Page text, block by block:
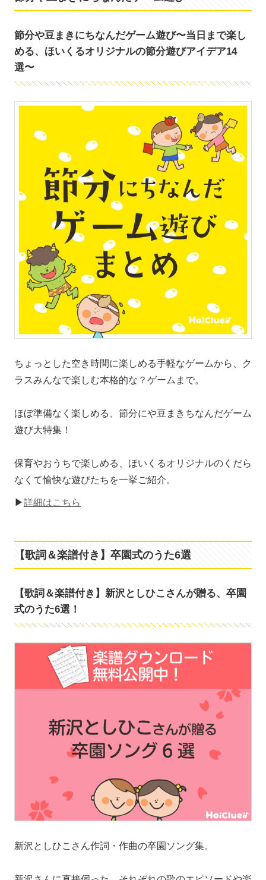
節分や豆まきにちなんだゲーム遊び〜当日まで楽し
める、ほいくるオリジナルの節分遊びアイデア14
選〜
ちょっとした空き時間に楽しめる手軽なゲームから、ク
ラスみんなで楽しむ本格的な？ゲームまで。
ほぼ準備なく楽しめる、節分にや豆まきちなんだゲーム
遊び大特集！
保育やおうちで楽しめる、ほいくるオリジナルのくだら
なくて愉快な遊びたちを一挙ご紹介。
▶詳細はこちら
【歌詞＆楽譜付き】卒園式のうた6選
【歌詞＆楽譜付き】新沢としひこさんが贈る、卒園
式のうた6選！
新沢としひこさん作詞・作曲の卒園ソング集。